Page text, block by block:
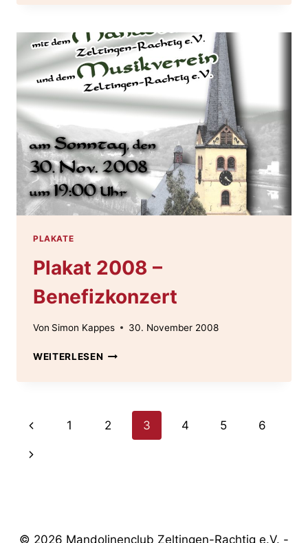
SALSA,
SÜDAMERIKA
PLAKATE
Plakat 2008 –
Benefizkonzert
Von Simon Kappes 30. November 2008
WEITERLESENPLAKAT
Seitennavigation
Vorherige
Seite
1 2 3 4 5 6
Nächste
© 2026 Mandolinenclub Zeltingen-Rachtig e.V. -